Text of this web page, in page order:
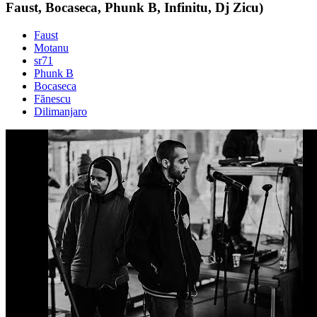
Faust, Bocaseca, Phunk B, Infinitu, Dj Zicu)
Faust
Motanu
sr71
Phunk B
Bocaseca
Fănescu
Dilimanjaro